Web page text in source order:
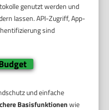
genutzt werden und
lassen. API-Zugriff, App-
sind
und einfache
Basisfunktionenwie